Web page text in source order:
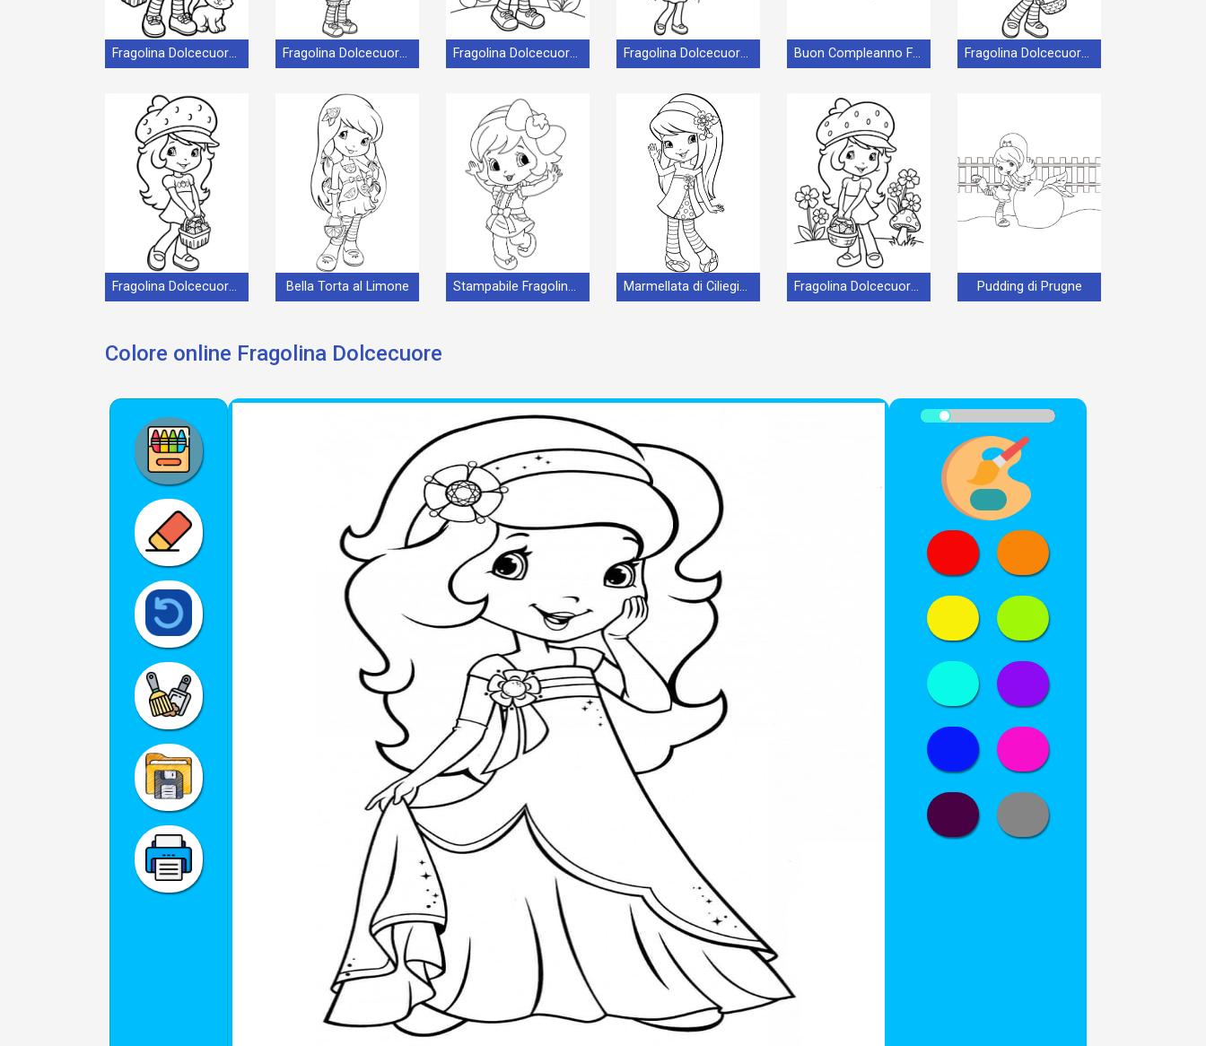
Fragolina Dolcecuore Animata Fragolina Dolcecuore Omaggio Fragolina Dolcecuore Graziosa Fragolina Dolcecuore con Palloncini Buon Compleanno Fragolina Dolcecuore Fragolina Dolcecuore Gratuita
Fragolina Dolcecuore Cartone Bella Torta al Limone Stampabile Fragolina Dolcecuore Carina Marmellata di Ciliegie da Fragolina Dolcecuore Fragolina Dolcecuore Tenerissima Pudding di Prugne
Colore online Fragolina Dolcecuore